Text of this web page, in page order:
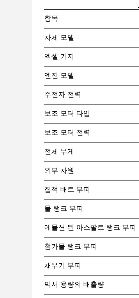
항목
차체 모델
엑셀 기지
엔진 모델
주전자 전력
보조 모터 타입
보조 모터 전력
전체 무게
외부 차원
집적 배트 부피
물 탱크 부피
에뮬션 된 아스팔트 탱크 부피
첨가물 탱크 부피
채우기 부피
믹서 용량의 배출량